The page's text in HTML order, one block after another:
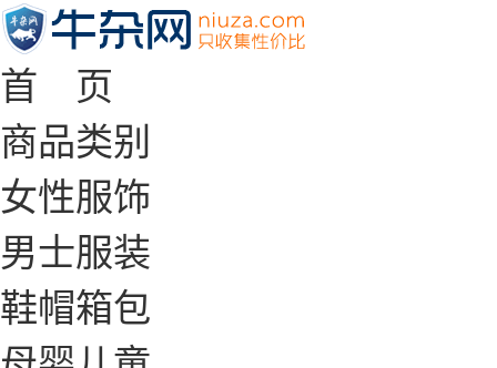
首 页
商品类别
女性服饰
男士服装
鞋帽箱包